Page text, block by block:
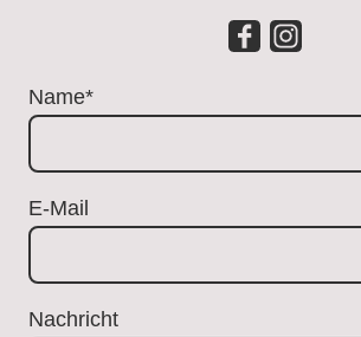
Name*
E-Mail
Nachricht